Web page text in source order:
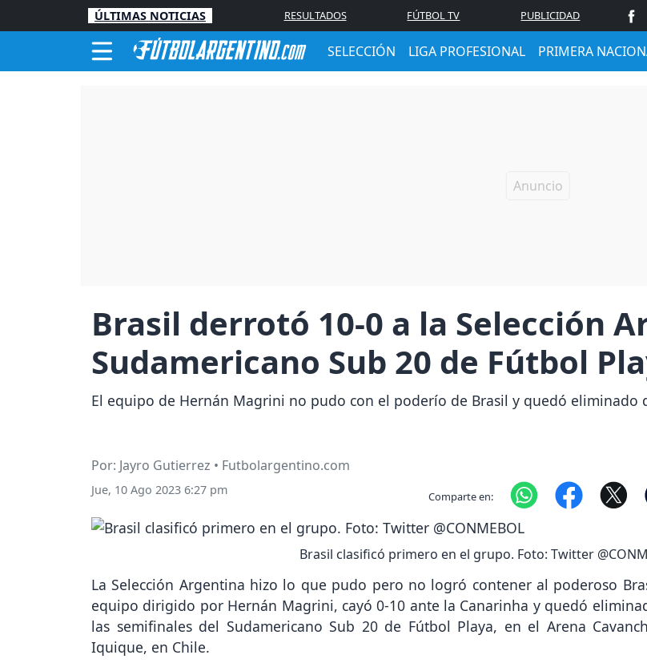
ÚLTIMAS NOTICIAS RESULTADOS FÚTBOL TV PUBLICIDAD
SELECCIÓN LIGA PROFESIONAL PRIMERA
Brasil derrotó 10-0 a la Selección
Sudamericano Sub 20 de Fútbol
El equipo de Hernán Magrini no pudo con el poderío de Brasil y quedó eliminado
Por: Jayro Gutierrez • Futbolargentino.com
Jue, 10 Ago 2023 6:27 pm Comparte en:
Brasil clasificó primero en el grupo. Foto: Twitter
La Selección Argentina hizo lo que pudo pero no logró contener al poderoso
equipo dirigido por Hernán Magrini, cayó 0-10 ante la Canarinha y quedó
las semifinales del Sudamericano Sub 20 de Fútbol Playa, en el Arena
Iquique, en Chile.